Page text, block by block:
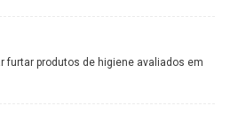
furtar produtos de higiene avaliados em